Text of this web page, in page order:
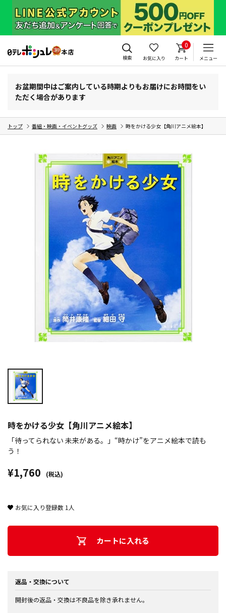
検索 お気に入り
0
カート メニュー
お盆期間中はご案内している時期よりもお届けにお時間をい
ただく場合があります
トップ 番組・映画・イベントグッズ 映画 時をかける少女【角川アニメ絵本】
時をかける少女【角川アニメ絵本】
「待ってられない 未来がある。」“時かけ”をアニメ絵本で読も
う！
¥1,760 (税込)
お気に入り登録数 1 人
カートに入れる
返品・交換について
開封後の返品・交換は不良品を除き承れません。